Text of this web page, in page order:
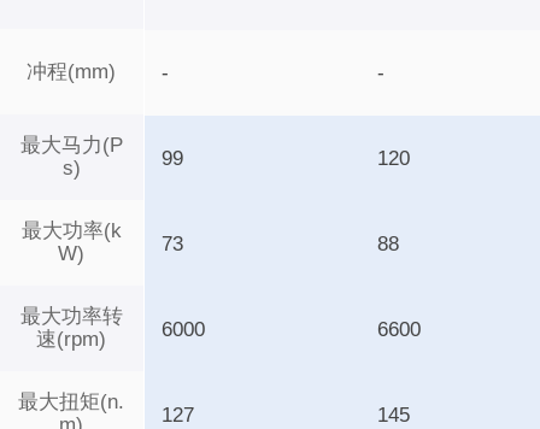
冲程(mm)
最大马力(P
s)
最大功率(k
W)
最大功率转
速(rpm)
最大扭矩(n.
- -
99 120
73 88
6000 6600
127 145